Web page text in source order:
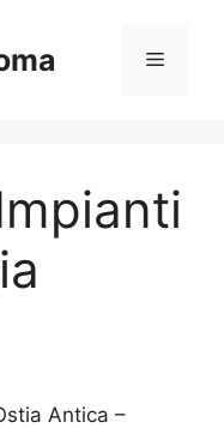
Menu
Antica –